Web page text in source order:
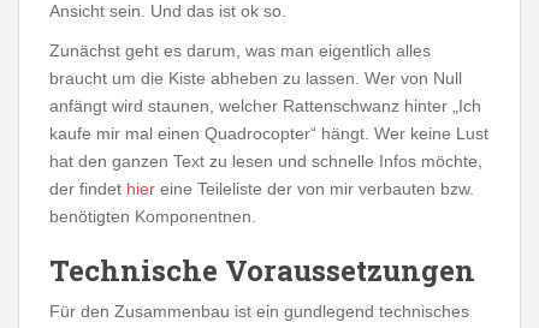
Ansicht sein. Und das ist ok so.
Zunächst geht es darum, was man eigentlich alles
braucht um die Kiste abheben zu lassen. Wer von Null
anfängt wird staunen, welcher Rattenschwanz hinter „Ich
kaufe mir mal einen Quadrocopter“ hängt. Wer keine Lust
hat den ganzen Text zu lesen und schnelle Infos möchte,
der findet hier eine Teileliste der von mir verbauten bzw.
benötigten Komponentnen.
Technische Voraussetzungen
Für den Zusammenbau ist ein gundlegend technisches